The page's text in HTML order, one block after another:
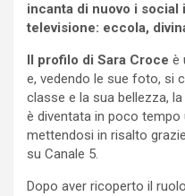
incanta di nuovo i
televisione: eccola,
Il profilo di Sara Croce è
e, vedendo le sue foto, si
classe e la sua bellezza,
è diventata in poco tempo
mettendosi in risalto
su Canale 5.
Dopo aver ricoperto il